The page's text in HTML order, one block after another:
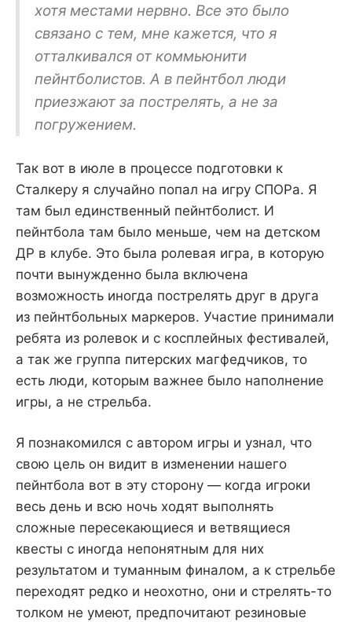
хотя местами нервно. Все это было
связано с тем, мне кажется, что я
отталкивался от коммьюнити
пейнтболистов. А в пейнтбол люди
приезжают за пострелять, а не за
погружением.
Так вот в июле в процессе подготовки к
Сталкеру я случайно попал на игру СПОРа. Я
там был единственный пейнтболист. И
пейнтбола там было меньше, чем на детском
ДР в клубе. Это была ролевая игра, в которую
почти вынужденно была включена
возможность иногда пострелять друг в друга
из пейнтбольных маркеров. Участие принимали
ребята из ролевок и с косплейных фестивалей,
а так же группа питерских магфедчиков, то
есть люди, которым важнее было наполнение
игры, а не стрельба.
Я познакомился с автором игры и узнал, что
свою цель он видит в изменении нашего
пейнтбола вот в эту сторону — когда игроки
весь день и всю ночь ходят выполнять
сложные пересекающиеся и ветвящиеся
квесты с иногда непонятным для них
результатом и туманным финалом, а к стрельбе
переходят редко и неохотно, они и стрелять-то
толком не умеют, предпочитают резиновые